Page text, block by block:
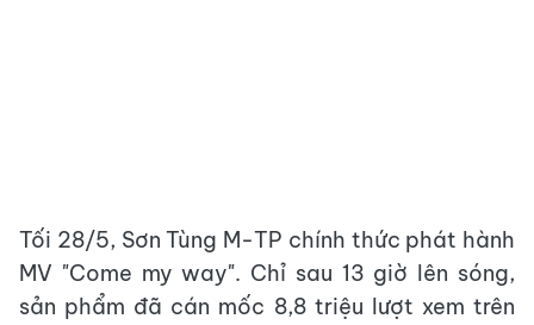
Tối 28/5, Sơn Tùng M-TP chính thức phát hành
MV "Come my way". Chỉ sau 13 giờ lên sóng,
sản phẩm đã cán mốc 8,8 triệu lượt xem trên